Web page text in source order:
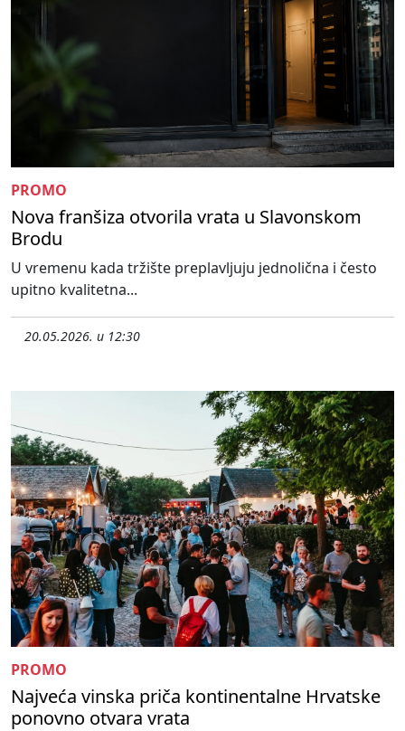
PROMO
Nova franšiza otvorila vrata u Slavonskom
Brodu
U vremenu kada tržište preplavljuju jednolična i često
upitno kvalitetna...
20.05.2026. u 12:30
PROMO
Najveća vinska priča kontinentalne Hrvatske
ponovno otvara vrata